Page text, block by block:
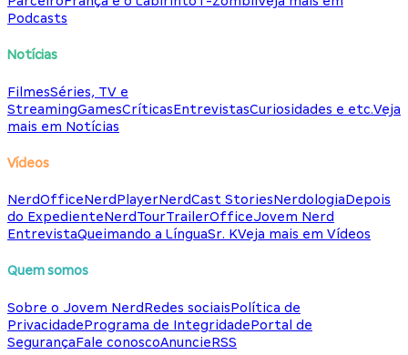
Podcasts
Notícias
FilmesSéries, TV e
StreamingGamesCríticasEntrevistasCuriosidades e etc.Veja
mais em Notícias
Vídeos
NerdOfficeNerdPlayerNerdCast StoriesNerdologiaDepois
do ExpedienteNerdTourTrailerOfficeJovem Nerd
EntrevistaQueimando a LínguaSr. KVeja mais em Vídeos
Quem somos
Sobre o Jovem NerdRedes sociaisPolítica de
PrivacidadePrograma de IntegridadePortal de
SegurançaFale conoscoAnuncieRSS